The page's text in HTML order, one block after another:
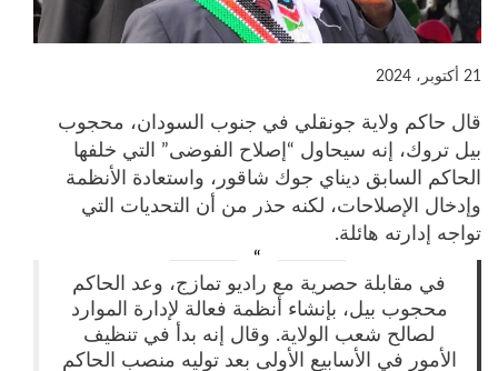
21 أكتوبر، 2024
قال حاكم ولاية جونقلي في جنوب السودان، محجوب
بيل تروك، إنه سيحاول “إصلاح الفوضى” التي خلفها
الحاكم السابق ديناي جوك شاقور، واستعادة الأنظمة
وإدخال الإصلاحات، لكنه حذر من أن التحديات التي
تواجه إدارته هائلة.
في مقابلة حصرية مع راديو تمازج، وعد الحاكم
محجوب بيل، بإنشاء أنظمة فعالة لإدارة الموارد
لصالح شعب الولاية. وقال إنه بدأ في تنظيف
الأمور في الأسابيع الأولى بعد توليه منصب الحاكم